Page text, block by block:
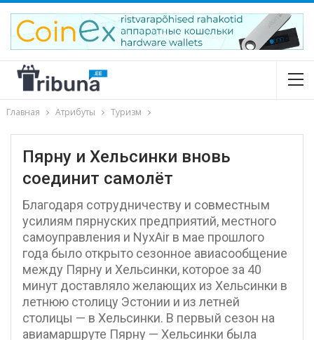
Главная Атрибуты Туризм
Пярну и Хельсинки вновь
соединит самолёт
Благодаря сотрудничеству и совместным
усилиям пярнуских предприятий, местного
самоуправления и NyxAir в мае прошлого
года было открыто сезонное авиасообщение
между Пярну и Хельсинки, которое за 40
минут доставляло желающих из Хельсинки в
летнюю столицу Эстонии и из летней
столицы — в Хельсинки. В первый сезон на
авиамаршруте Пярну — Хельсинки была